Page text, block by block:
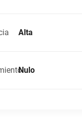
Alta
Nulo